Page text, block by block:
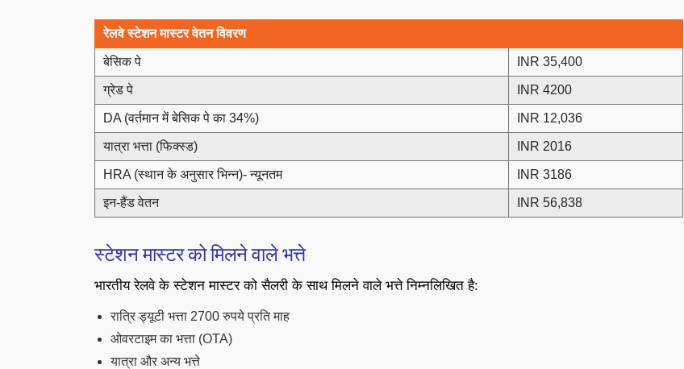
रेलवे स्टेशन मास्टर वेतन विवरण
बेसिक पे INR 35,400
ग्रेड पे INR 4200
DA (वर्तमान में बेसिक पे का 34%) INR 12,036
यात्रा भत्ता (फिक्स्ड) INR 2016
HRA (स्थान के अनुसार भिन्न)- न्यूनतम INR 3186
इन-हैंड वेतन INR 56,838
स्टेशन मास्टर को मिलने वाले भत्ते
भारतीय रेलवे के स्टेशन मास्टर को सैलरी के साथ मिलने वाले भत्ते निम्नलिखित है:
रात्रि ड्यूटी भत्ता 2700 रुपये प्रति माह
ओवरटाइम का भत्ता (OTA)
यात्रा और अन्य भत्ते